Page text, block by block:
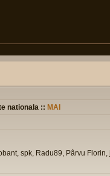
nationala :: MAI
spk, Radu89, Pârvu Florin,